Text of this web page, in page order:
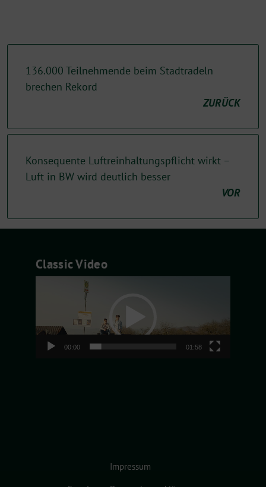
136.000 Teilnehmende beim Stadtradeln
brechen Rekord
ZURÜCK
Konsequente Luftreinhaltungspflicht wirkt –
Luft in BW wird deutlich besser
VOR
Classic Video
00:00 01:58
Impressum